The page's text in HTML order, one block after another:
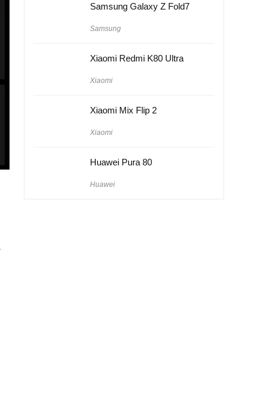
Samsung Galaxy Z Fold7
Samsung
Xiaomi Redmi K80 Ultra
Xiaomi
Xiaomi Mix Flip 2
Xiaomi
Huawei Pura 80
Huawei